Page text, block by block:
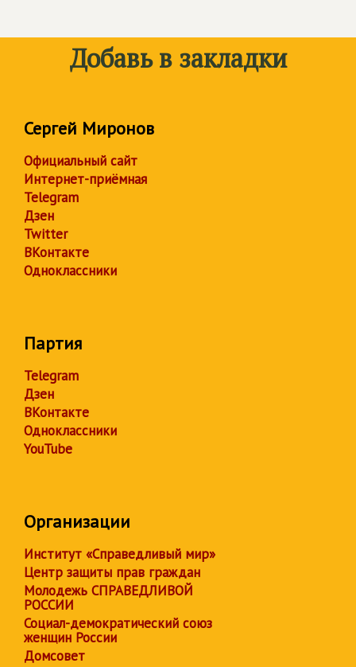
Добавь в закладки
Сергей Миронов
Официальный сайт
Интернет-приёмная
Telegram
Дзен
Twitter
ВКонтакте
Одноклассники
Партия
Telegram
Дзен
ВКонтакте
Одноклассники
YouTube
Организации
Институт «Справедливый мир»
Центр защиты прав граждан
Молодежь СПРАВЕДЛИВОЙ
РОССИИ
Социал-демократический союз
женщин России
Домсовет